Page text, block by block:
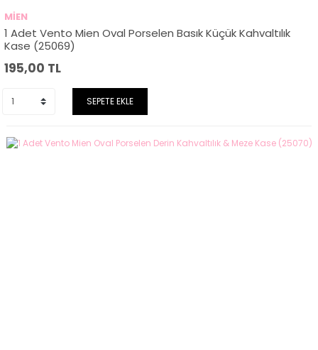
MİEN
1 Adet Vento Mien Oval Porselen Basık Küçük Kahvaltılık
Kase (25069)
195,00 TL
SEPETE EKLE